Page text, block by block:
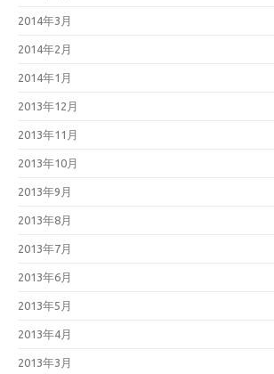
2014年3月
2014年2月
2014年1月
2013年12月
2013年11月
2013年10月
2013年9月
2013年8月
2013年7月
2013年6月
2013年5月
2013年4月
2013年3月